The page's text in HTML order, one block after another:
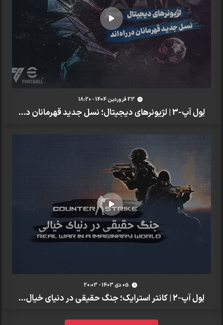
23 فروردين 1404 - 18:20
لِول آپ-3 | لژیونرهای دیجیتال؛ نسل جدید قهرمانان د...
05 دی 1403 - 20:03
لِول آپ-2 | کانتر استرایک؛ جنگ حقیقی در دنیای خیال...